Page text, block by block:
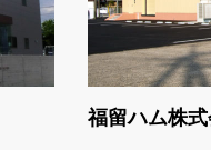
福留ハム株